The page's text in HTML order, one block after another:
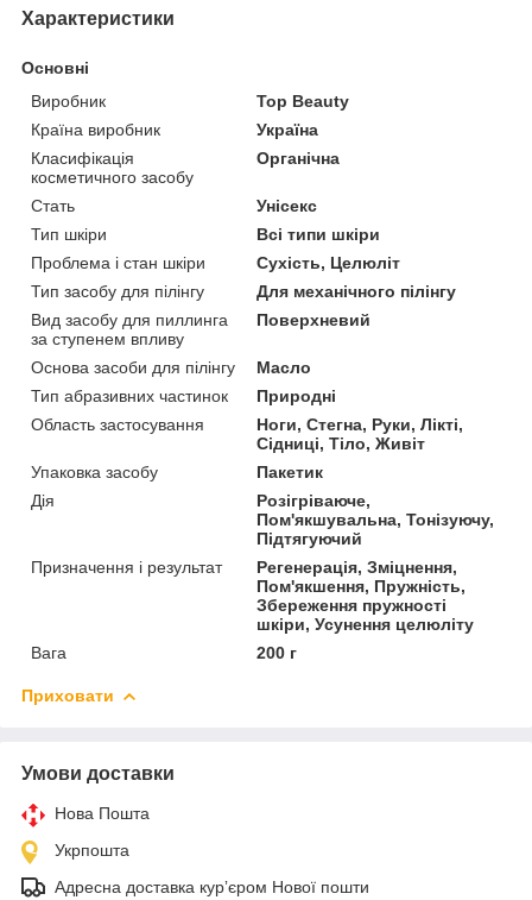
Характеристики
Основні
Виробник
Top Beauty
Країна виробник
Україна
Класифікація
косметичного засобу
Органічна
Стать
Унісекс
Тип шкіри
Всі типи шкіри
Проблема і стан шкіри
Сухість, Целюліт
Тип засобу для пілінгу
Для механічного пілінгу
Вид засобу для пиллинга
за ступенем впливу
Поверхневий
Основа засоби для пілінгу
Масло
Тип абразивних частинок
Природні
Область застосування
Ноги, Стегна, Руки, Лікті,
Сідниці, Тіло, Живіт
Упаковка засобу
Пакетик
Дія
Розігріваюче,
Пом'якшувальна, Тонізуючу,
Підтягуючий
Призначення і результат
Регенерація, Зміцнення,
Пом'якшення, Пружність,
Збереження пружності
шкіри, Усунення целюліту
Вага
200 г
Приховати
Умови доставки
Нова Пошта
Укрпошта
Адресна доставка курʼєром Нової пошти